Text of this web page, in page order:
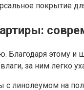
покрытие
Благодаря этому
за ним легко